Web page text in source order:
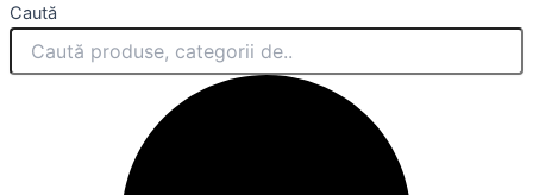
Caută